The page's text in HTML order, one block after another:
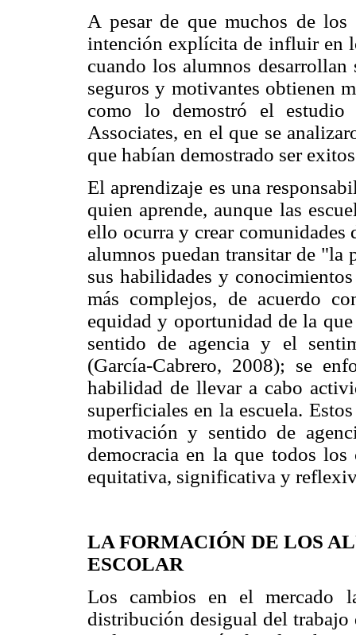
A pesar de que muchos de los
intención explícita de influir en
cuando los alumnos
seguros y motivantes obtienen
como lo demostró el
Associates, en el que se
que habían demostrado ser
El aprendizaje es una
quien aprende, aunque las
ello ocurra y crear comunidades
alumnos puedan transitar de "la
sus habilidades y
más complejos, de acuerdo
equidad y oportunidad de la
sentido de agencia y el
(García-Cabrero, 2008); se
habilidad de llevar a cabo
superficiales en la escuela.
motivación y sentido de
democracia en la que todos
equitativa, significativa y
LA FORMACIÓN DE LOS
ESCOLAR
Los cambios en el mercado
distribución desigual del trabajo